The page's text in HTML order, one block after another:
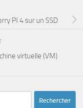
PI 4 sur un SSD
virtuelle (VM)